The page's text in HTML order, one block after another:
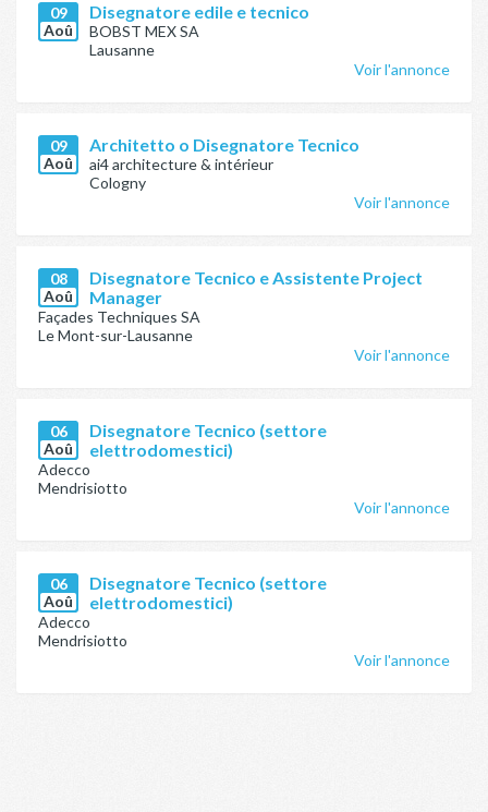
09
Aoû
Disegnatore edile e tecnico
BOBST MEX SA
Lausanne
Voir l'annonce
09
Aoû
Architetto o Disegnatore Tecnico
ai4 architecture & intérieur
Cologny
Voir l'annonce
08
Aoû
Disegnatore Tecnico e Assistente Project
Manager
Façades Techniques SA
Le Mont-sur-Lausanne
Voir l'annonce
06
Aoû
Disegnatore Tecnico (settore
elettrodomestici)
Adecco
Mendrisiotto
Voir l'annonce
06
Aoû
Disegnatore Tecnico (settore
elettrodomestici)
Adecco
Mendrisiotto
Voir l'annonce